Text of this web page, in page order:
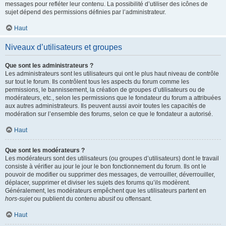
messages pour refléter leur contenu. La possibilité d’utiliser des icônes de
sujet dépend des permissions définies par l’administrateur.
Haut
Niveaux d’utilisateurs et groupes
Que sont les administrateurs ?
Les administrateurs sont les utilisateurs qui ont le plus haut niveau de contrôle
sur tout le forum. Ils contrôlent tous les aspects du forum comme les
permissions, le bannissement, la création de groupes d’utilisateurs ou de
modérateurs, etc., selon les permissions que le fondateur du forum a attribuées
aux autres administrateurs. Ils peuvent aussi avoir toutes les capacités de
modération sur l’ensemble des forums, selon ce que le fondateur a autorisé.
Haut
Que sont les modérateurs ?
Les modérateurs sont des utilisateurs (ou groupes d’utilisateurs) dont le travail
consiste à vérifier au jour le jour le bon fonctionnement du forum. Ils ont le
pouvoir de modifier ou supprimer des messages, de verrouiller, déverrouiller,
déplacer, supprimer et diviser les sujets des forums qu’ils modèrent.
Généralement, les modérateurs empêchent que les utilisateurs partent en
hors-sujetou publient du contenu abusif ou offensant.
Haut